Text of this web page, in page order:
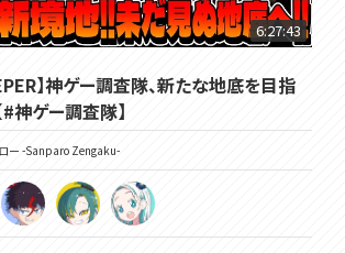
6:27:43
】神ゲー調査隊、新たな地底を目指
ゲー調査隊】
ー -Sanparo Zengaku-